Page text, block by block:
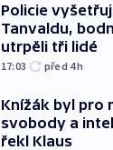
Policie
Tanvaldu,
utrpěli tři lidé
17:03 před 4h
Knížák byl pro
svobody a
řekl Klaus